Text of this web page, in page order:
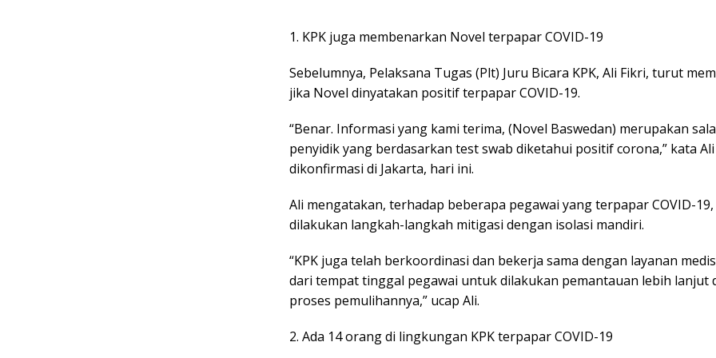
1. KPK juga membenarkan Novel terpapar COVID-19
Sebelumnya, Pelaksana Tugas (Plt) Juru Bicara KPK, Ali Fikri, turut
jika Novel dinyatakan positif terpapar COVID-19.
“Benar. Informasi yang kami terima, (Novel Baswedan) merupakan
penyidik yang berdasarkan test swab diketahui positif corona,” kata
dikonfirmasi di Jakarta, hari ini.
Ali mengatakan, terhadap beberapa pegawai yang terpapar COVID-
dilakukan langkah-langkah mitigasi dengan isolasi mandiri.
“KPK juga telah berkoordinasi dan bekerja sama dengan layanan
dari tempat tinggal pegawai untuk dilakukan pemantauan lebih lanjut
proses pemulihannya,” ucap Ali.
2. Ada 14 orang di lingkungan KPK terpapar COVID-19